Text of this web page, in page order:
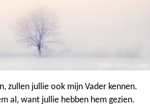
zullen jullie ook mijn Vader kennen.
al, want jullie hebben hem gezien.